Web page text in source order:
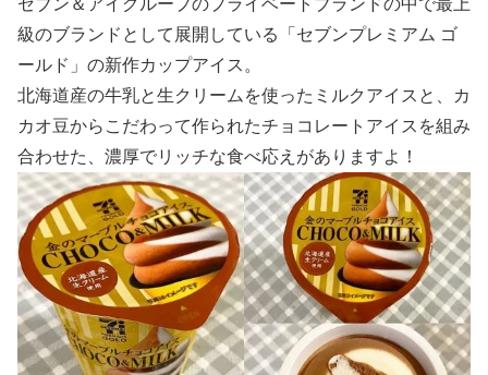
級のブランドとして展開している「セブンプレミアム ゴ
ールド」の新作カップアイス。
北海道産の牛乳と生クリームを使ったミルクアイスと、カ
カオ豆からこだわって作られたチョコレートアイスを組み
合わせた、濃厚でリッチな食べ応えがありますよ！